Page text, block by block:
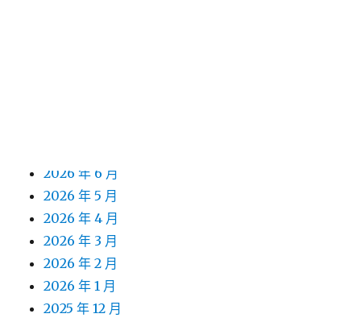
2026 年 6 月
2026 年 5 月
2026 年 4 月
2026 年 3 月
2026 年 2 月
2026 年 1 月
2025 年 12 月